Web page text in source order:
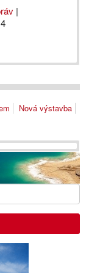
|
Nová výstavba